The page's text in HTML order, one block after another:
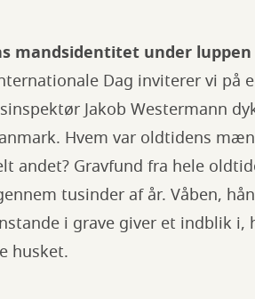
mandsidentitet under luppen
Dag inviterer vi på
Jakob Westermann
Hvem var oldtidens
andet? Gravfund fra hele
tusinder af år. Våben,
i grave giver et indblik i,
husket.